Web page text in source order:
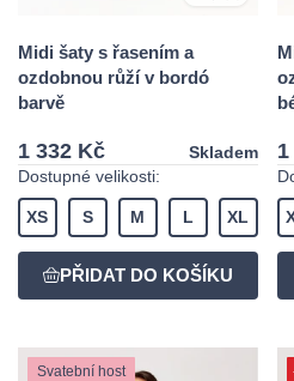
Midi šaty s řasením a
ozdobnou růží v bordó
barvě
1 332 Kč
Skladem
Dostupné velikosti:
XS S M L XL
Svatební host